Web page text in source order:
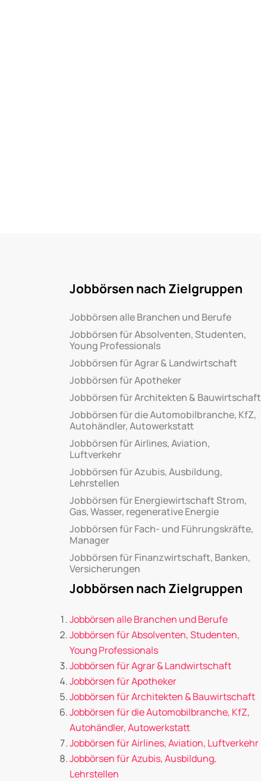
Jobbörsen nach Zielgruppen
Jobbörsen alle Branchen und Berufe
Jobbörsen für Absolventen, Studenten,
Young Professionals
Jobbörsen für Agrar & Landwirtschaft
Jobbörsen für Apotheker
Jobbörsen für Architekten & Bauwirtschaft
Jobbörsen für die Automobilbranche, KfZ,
Autohändler, Autowerkstatt
Jobbörsen für Airlines, Aviation,
Luftverkehr
Jobbörsen für Azubis, Ausbildung,
Lehrstellen
Jobbörsen für Energiewirtschaft Strom,
Gas, Wasser, regenerative Energie
Jobbörsen für Fach- und Führungskräfte,
Manager
Jobbörsen für Finanzwirtschaft, Banken,
Versicherungen
Jobbörsen nach Zielgruppen
Jobbörsen alle Branchen und Berufe
Jobbörsen für Absolventen, Studenten,
Young Professionals
Jobbörsen für Agrar & Landwirtschaft
Jobbörsen für Apotheker
Jobbörsen für Architekten & Bauwirtschaft
Jobbörsen für die Automobilbranche, KfZ,
Autohändler, Autowerkstatt
Jobbörsen für Airlines, Aviation, Luftverkehr
Jobbörsen für Azubis, Ausbildung,
Lehrstellen